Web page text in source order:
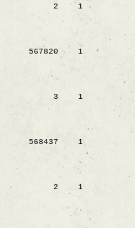
2
1
567820
1
3
1
568437
1
2
1